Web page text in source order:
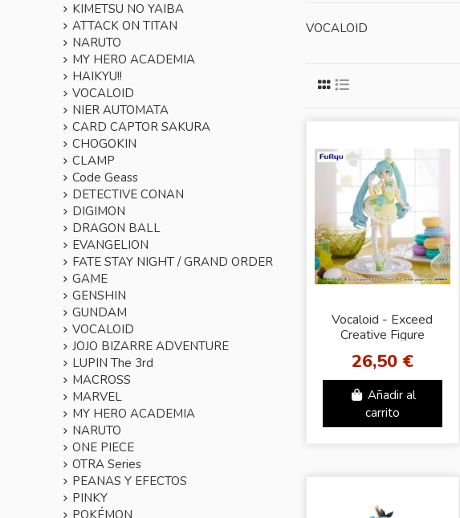
VOCALOID
Vocaloid - Exceed
Creative Figure
Hatsune Miku Citron
Macaron Ver.
26,50 €
Añadir al
carrito
KIMETSU NO YAIBA
ATTACK ON TITAN
NARUTO
MY HERO ACADEMIA
HAIKYU!!
VOCALOID
NIER AUTOMATA
CARD CAPTOR SAKURA
CHOGOKIN
CLAMP
Code Geass
DETECTIVE CONAN
DIGIMON
DRAGON BALL
EVANGELION
FATE STAY NIGHT / GRAND ORDER
GAME
GENSHIN
GUNDAM
VOCALOID
JOJO BIZARRE ADVENTURE
LUPIN The 3rd
MACROSS
MARVEL
MY HERO ACADEMIA
NARUTO
ONE PIECE
OTRA Series
PEANAS Y EFECTOS
PINKY